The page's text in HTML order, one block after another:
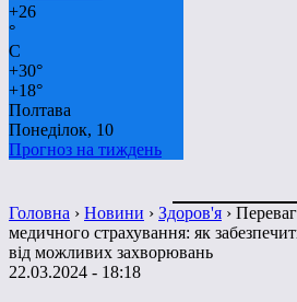
+26
°
C
+30°
+18°
Полтава
Понеділок, 10
Прогноз на тиждень
Головна › Новини › Здоров'я ›
медичного страхування: як
від можливих захворювань
22.03.2024 - 18:18